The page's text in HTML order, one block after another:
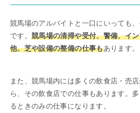
競馬場のアルバイトと一口にいっても
です。競馬場の清掃や受付、警備、イ
他、芝や設備の整備の仕事もあります。
また、競馬場内には多くの飲食店・売
ら、その飲食店での仕事もあります。
るときのみの仕事になります。